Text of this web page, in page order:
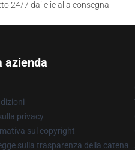
24/7 dai clic alla consegna
azienda
privacy
sul copyright
sulla trasparenza della catena